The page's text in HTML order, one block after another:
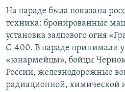
На параде была показана
техника: бронированные
установка залпового огня
С-400. В параде принимали
«юнармейцы», бойцы
России, железнодорожные
радиационной, химической